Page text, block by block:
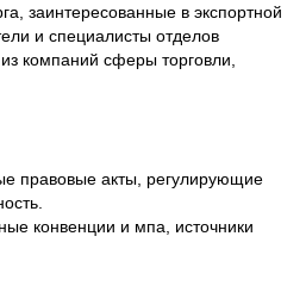
заинтересованные в экспортной
и специалисты отделов
компаний сферы торговли,
правовые акты, регулирующие
конвенции и мпа, источники